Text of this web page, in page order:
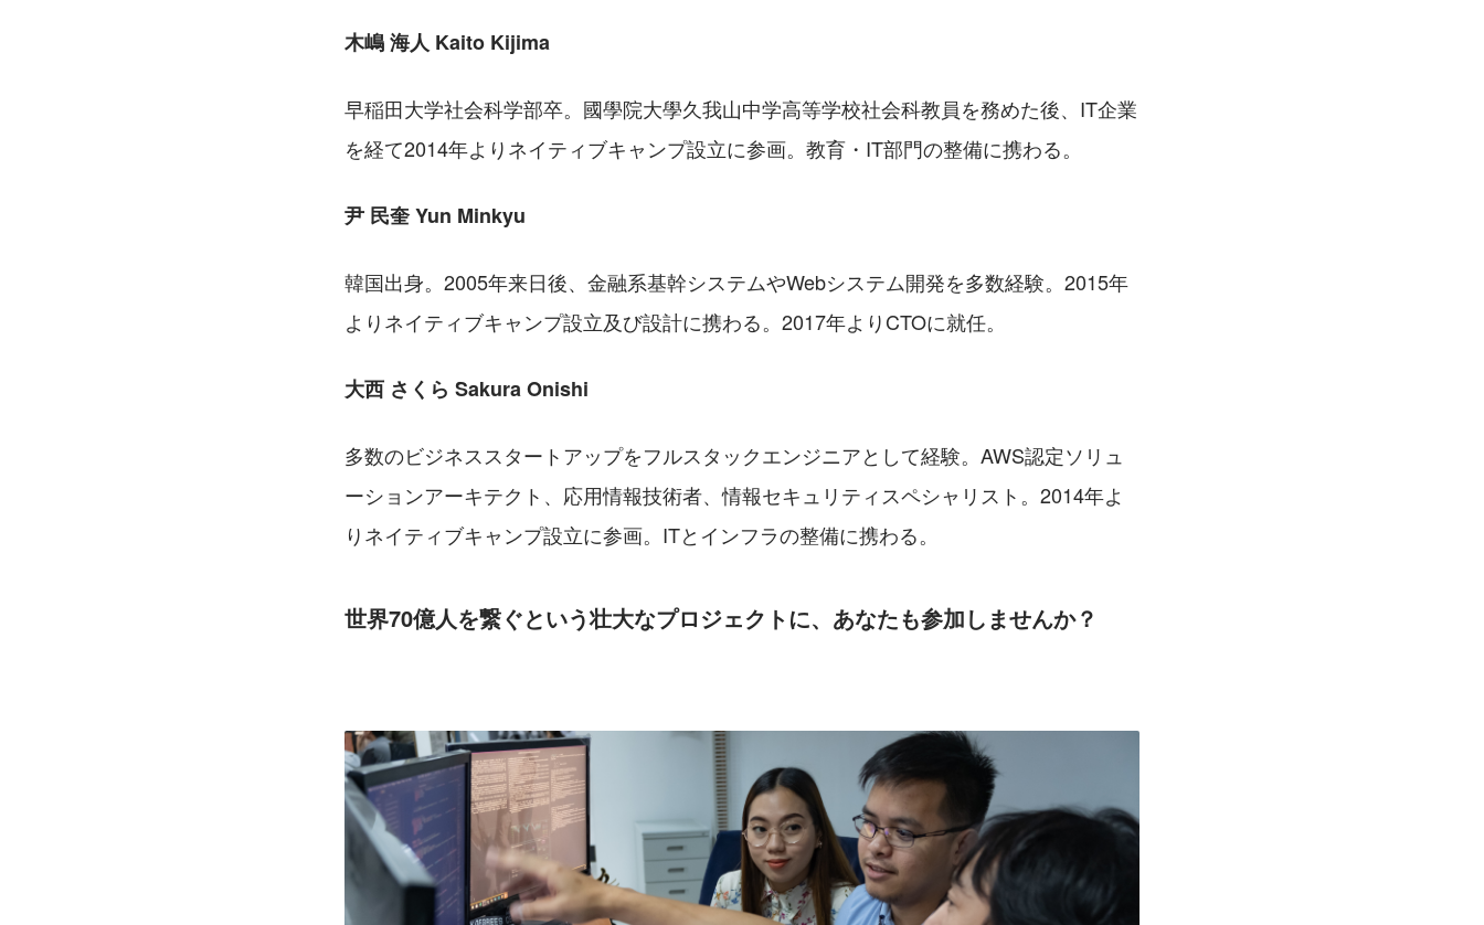
木嶋 海人 Kaito Kijima
早稲田大学社会科学部卒。國學院大學久我山中学高等学校社会科教員を務めた後、IT企業
を経て2014年よりネイティブキャンプ設立に参画。教育・IT部門の整備に携わる。
尹 民奎 Yun Minkyu
韓国出身。2005年来日後、金融系基幹システムやWebシステム開発を多数経験。2015年
よりネイティブキャンプ設立及び設計に携わる。2017年よりCTOに就任。
大西 さくら Sakura Onishi
多数のビジネススタートアップをフルスタックエンジニアとして経験。AWS認定ソリュ
ーションアーキテクト、応用情報技術者、情報セキュリティスペシャリスト。2014年よ
りネイティブキャンプ設立に参画。ITとインフラの整備に携わる。
世界70億人を繋ぐという壮大なプロジェクトに、あなたも参加しませんか？